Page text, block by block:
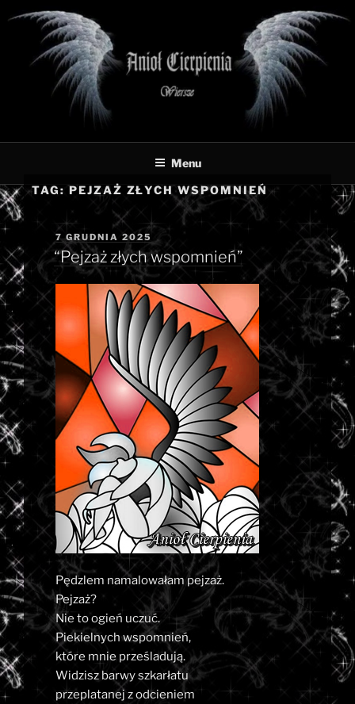
Przejdź
Menu
TAG:PEJZAŻ ZŁYCH WSPOMNIEŃ
OPUBLIKOWANE
W
7 GRUDNIA 2025
“Pejzaż złych wspomnień”
Pędzlem namalowałam pejzaż.
Pejzaż?
Nie to ogień uczuć.
Piekielnych wspomnień,
które mnie prześladują.
Widzisz barwy szkarłatu
przeplatanej z odcieniem